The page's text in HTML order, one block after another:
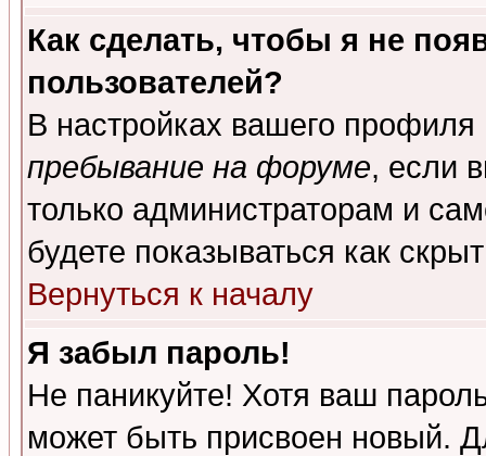
Как сделать, чтобы я не
пользователей?
В настройках вашего
пребывание на форуме, если
только администраторам и
будете показываться как
Вернуться к началу
Я забыл пароль!
Не паникуйте! Хотя ваш
может быть присвоен новый.